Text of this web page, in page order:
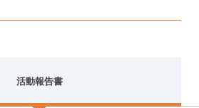
活動報告書